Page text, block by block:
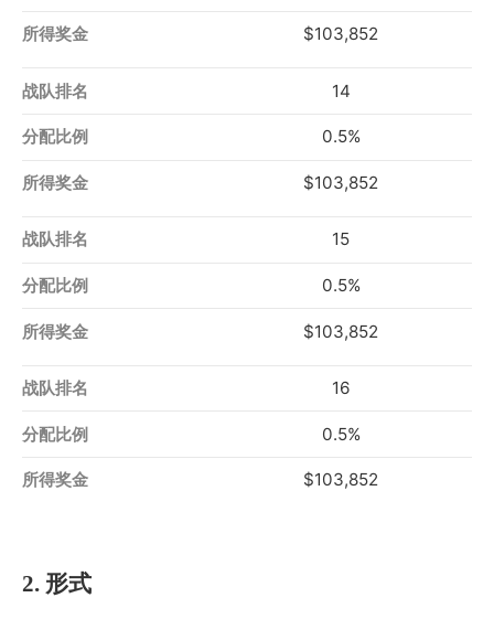
$103,852
14
0.5%
$103,852
15
0.5%
$103,852
16
0.5%
$103,852
2. 形式